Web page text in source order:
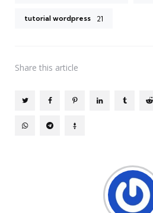
tutorial wordpress 21
Share this article